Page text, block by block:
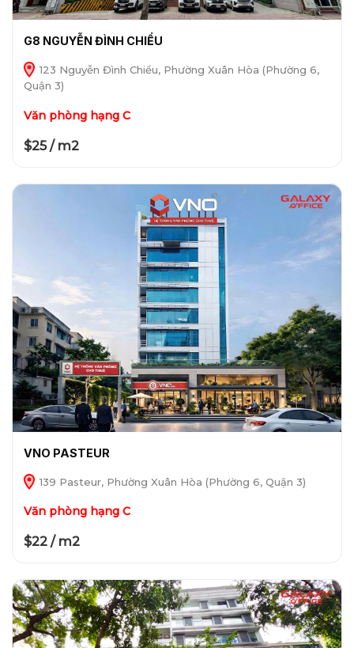
G8 NGUYỄN ĐÌNH CHIỂU
123 Nguyễn Đình Chiểu, Phường Xuân Hòa (Phường 6,
Quận 3)
Văn phòng hạng C
$25 / m2
VNO PASTEUR
139 Pasteur, Phường Xuân Hòa (Phường 6, Quận 3)
Văn phòng hạng C
$22 / m2